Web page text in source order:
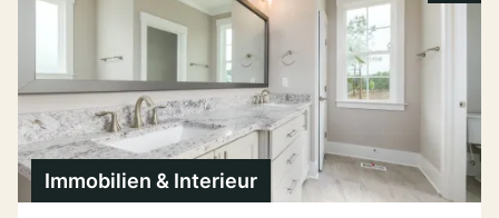
Immobilien & Interieur